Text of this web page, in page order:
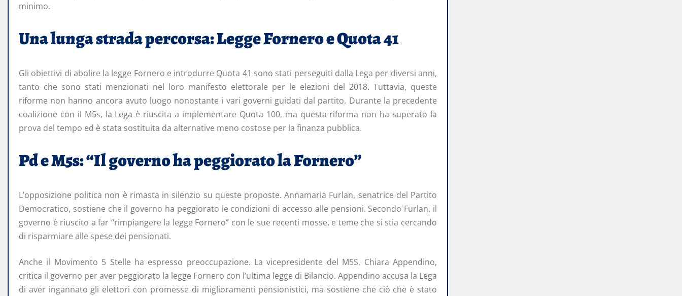
minimo.
Una lunga strada percorsa: Legge Fornero e Quota 41
Gli obiettivi di abolire la legge Fornero e introdurre Quota 41 sono stati perseguiti dalla Lega per diversi anni,
tanto che sono stati menzionati nel loro manifesto elettorale per le elezioni del 2018. Tuttavia, queste
riforme non hanno ancora avuto luogo nonostante i vari governi guidati dal partito. Durante la precedente
coalizione con il M5s, la Lega è riuscita a implementare Quota 100, ma questa riforma non ha superato la
prova del tempo ed è stata sostituita da alternative meno costose per la finanza pubblica.
Pd e M5s: “Il governo ha peggiorato la Fornero”
L’opposizione politica non è rimasta in silenzio su queste proposte. Annamaria Furlan, senatrice del Partito
Democratico, sostiene che il governo ha peggiorato le condizioni di accesso alle pensioni. Secondo Furlan, il
governo è riuscito a far “rimpiangere la legge Fornero” con le sue recenti mosse, e teme che si stia cercando
di risparmiare alle spese dei pensionati.
Anche il Movimento 5 Stelle ha espresso preoccupazione. La vicepresidente del M5S, Chiara Appendino,
critica il governo per aver peggiorato la legge Fornero con l’ultima legge di Bilancio. Appendino accusa la Lega
di aver ingannato gli elettori con promesse di miglioramenti pensionistici, ma sostiene che ciò che è stato